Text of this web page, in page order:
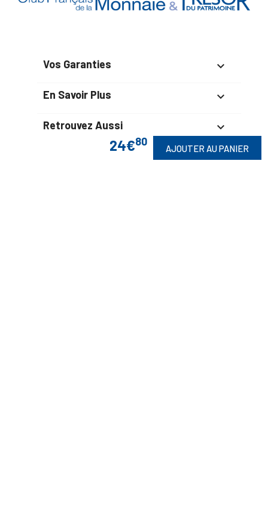
24€80
AJOUTER AU PANIER
Vos Garanties 
En Savoir Plus 
Retrouvez Aussi 